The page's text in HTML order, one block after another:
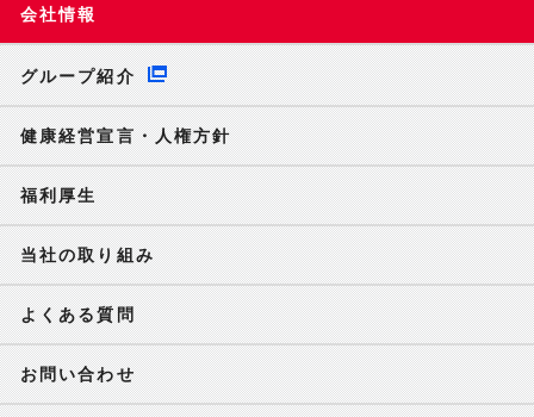
会社情報
グループ紹介
健康経営宣言・人権方針
福利厚生
当社の取り組み
よくある質問
お問い合わせ